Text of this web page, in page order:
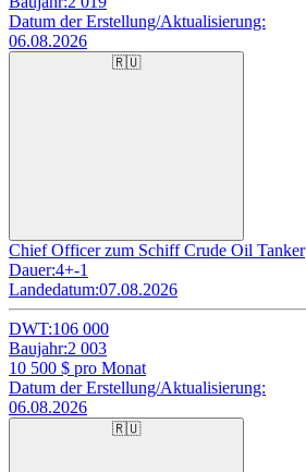
Datum der Erstellung/Aktualisierung:
06.08.2026
🇷🇺
Chief Officer zum Schiff Crude Oil Tanker
Dauer:4+-1
Landedatum:07.08.2026
DWT:106 000
Baujahr:2 003
10 500 $ pro Monat
Datum der Erstellung/Aktualisierung:
06.08.2026
🇷🇺